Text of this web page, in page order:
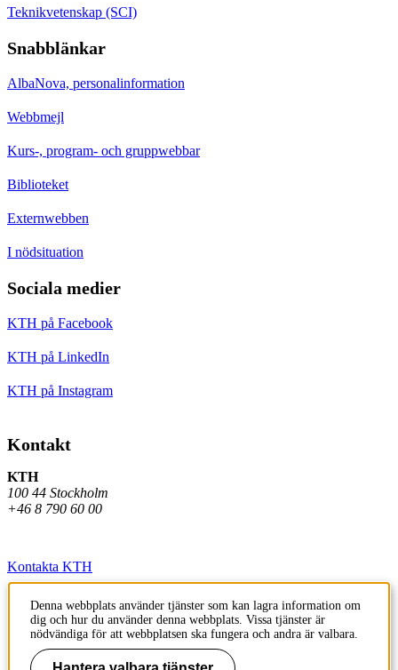
Teknikvetenskap (SCI)
Snabblänkar
AlbaNova, personalinformation
Webbmejl
Kurs-, program- och gruppwebbar
Biblioteket
Externwebben
I nödsituation
Sociala medier
KTH på Facebook
KTH på LinkedIn
KTH på Instagram
Kontakt
KTH
100 44 Stockholm
+46 8 790 60 00
Kontakta KTH
Jobba på KTH
Press och media
Denna webbplats använder tjänster som kan lagra information om
dig och hur du använder denna webbplats. Vissa tjänster är
nödvändiga för att webbplatsen ska fungera och andra är valbara.